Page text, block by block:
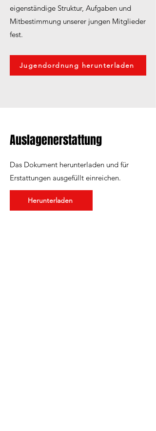
eigenständige Struktur, Aufgaben und
Mitbestimmung unserer jungen Mitglieder
fest.
Jugendordnung herunterladen
Auslagenerstattung
Das Dokument herunterladen und für
Erstattungen ausgefüllt einreichen.
Herunterladen